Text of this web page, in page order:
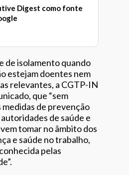
Digest como fonte
de isolamento quando
estejam doentes nem
relevantes, a CGTP-IN
que “sem
medidas de prevenção
de saúde e
tomar no âmbito dos
e saúde no trabalho,
pelas